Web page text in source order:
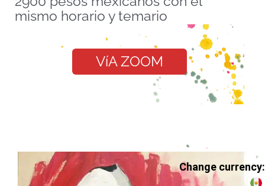
mismo horario y temario
VíA ZOOM